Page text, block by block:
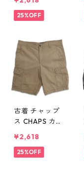
カーゴショート
パンツ ハーフ
d406794n w50
725
25%OFF
古着 チャップ
ス CHAPS カー
ツ ハーフパン
ツ ブラウン系
¥2,618
25%OFF